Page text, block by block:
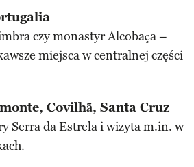
czy monastyr Alcobaça –
miejsca w centralnej części
Covilhã, Santa Cruz
Serra da Estrela i wizyta m.in. w